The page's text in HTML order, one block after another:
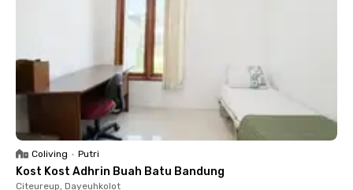
Coliving • Putri
Kost Kost Adhrin Buah Batu Bandung
Citeureup, Dayeuhkolot